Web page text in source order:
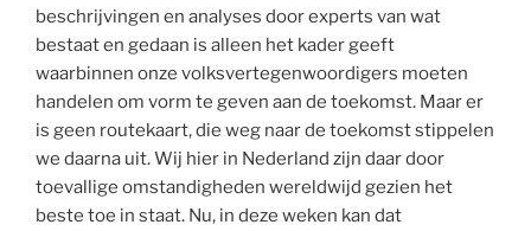
beschrijvingen en analyses door experts van wat
bestaat en gedaan is alleen het kader geeft
waarbinnen onze volksvertegenwoordigers moeten
handelen om vorm te geven aan de toekomst. Maar er
is geen routekaart, die weg naar de toekomst stippelen
we daarna uit. Wij hier in Nederland zijn daar door
toevallige omstandigheden wereldwijd gezien het
beste toe in staat. Nu, in deze weken kan dat